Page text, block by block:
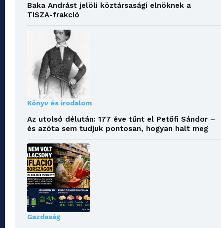
Baka Andrást jelöli köztársasági elnöknek a
TISZA-frakció
Könyv és irodalom
Az utolsó délután: 177 éve tűnt el Petőfi Sándor –
és azóta sem tudjuk pontosan, hogyan halt meg
Gazdaság